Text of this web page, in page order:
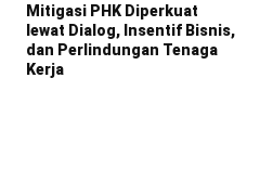
Mitigasi PHK Diperkuat
lewat Dialog, Insentif Bisnis,
dan Perlindungan Tenaga
Kerja